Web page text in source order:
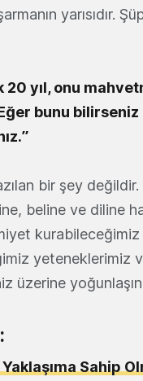
yarısıdır.
20 yıl, onu
bunu
bir şey değildir.
beline ve diline
kurabileceğimiz
yeteneklerimiz
üzerine
Sahip